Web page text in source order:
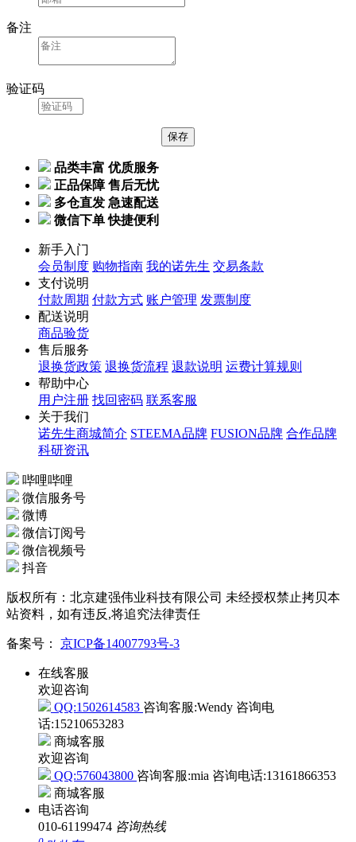
备注
验证码
品类丰富 优质服务
正品保障 售后无忧
多仓直发 急速配送
微信下单 快捷便利
新手入门
会员制度 购物指南 我的诺先生 交易条款
支付说明
付款周期 付款方式 账户管理 发票制度
配送说明
商品验货
售后服务
退换货政策 退换货流程 退款说明 运费计算规则
帮助中心
用户注册 找回密码 联系客服
关于我们
诺先生商城简介 STEEMA品牌 FUSION品牌 合作品牌
科研资讯
哔哩哔哩
微信服务号
微博
微信订阅号
微信视频号
抖音
版权所有：北京建强伟业科技有限公司 未经授权禁止拷贝本
站资料，如有违反,将追究法律责任
备案号： 京ICP备14007793号-3
在线客服
欢迎咨询
QQ:1502614583 咨询客服:Wendy 咨询电
话:15210653283
商城客服
欢迎咨询
QQ:576043800 咨询客服:mia 咨询电话:13161866353
商城客服
电话咨询
010-61199474 咨询热线